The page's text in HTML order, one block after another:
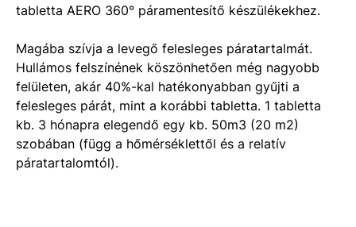
tabletta AERO 360° páramentesítő készülékekhez.
Magába szívja a levegő felesleges páratartalmát.
Hullámos felszínének köszönhetően még nagyobb
felületen, akár 40%-kal hatékonyabban gyűjti a
felesleges párát, mint a korábbi tabletta. 1 tabletta
kb. 3 hónapra elegendő egy kb. 50m3 (20 m2)
szobában (függ a hőmérséklettől és a relatív
páratartalomtól).